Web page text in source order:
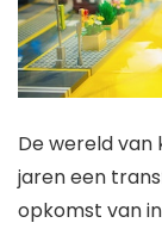
De wereld
jaren een
opkomst van